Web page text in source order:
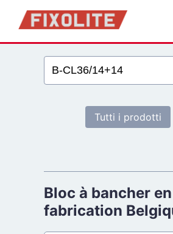
Tutti i prodotti
Bloc à bancher
fabrication